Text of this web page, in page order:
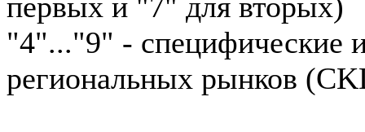
"4"..."9" - специфические
региональных рынков